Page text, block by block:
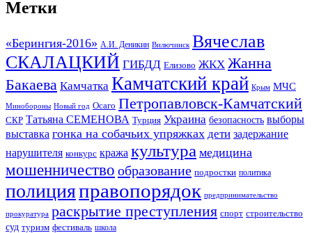
Метки
«Берингия-2016» А.И. Деникин Вилючинск Вячеслав
СКАЛАЦКИЙ ГИБДД Елизово ЖКХ Жанна
Бакаева Камчатка Камчатский край Крым МЧС
Минобороны Новый год Осаго Петропавловск-Камчатский
СКР Татьяна СЕМЕНОВА Турция Украина безопасность выборы
выставка гонка на собачьих упряжках дети задержание
нарушителя конкурс кража культура медицина
мошенничество образование подростки политика
полицияправопорядок предпринимательство
прокуратура раскрытие преступления спорт строительство
суд туризм фестиваль школа